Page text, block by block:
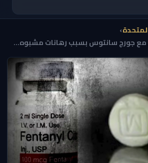
›
جورج سانتوس بسبب رهانات مشبوه...